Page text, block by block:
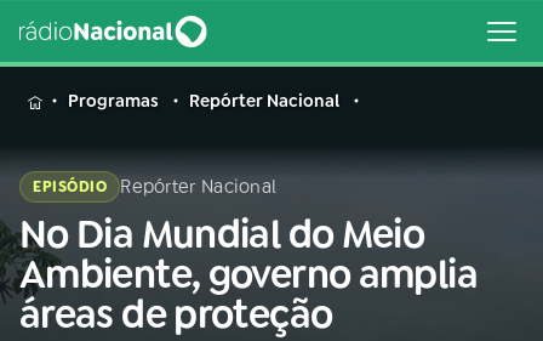
MENU
Buscar
na
Rádio
Nacional
Buscar
Programas Repórter Nacional
EPISÓDIO Repórter Nacional
No Dia Mundial do Meio
Ambiente, governo amplia
áreas de proteção